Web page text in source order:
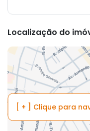
Localização do
[ + ] Clique para